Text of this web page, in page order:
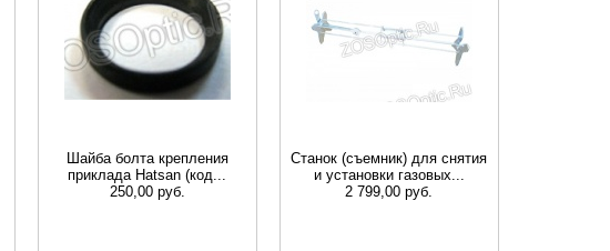
Шайба болта крепления
приклада Hatsan (код...
250,00 руб.
Станок (съемник) для снятия
и установки газовых...
2 799,00 руб.